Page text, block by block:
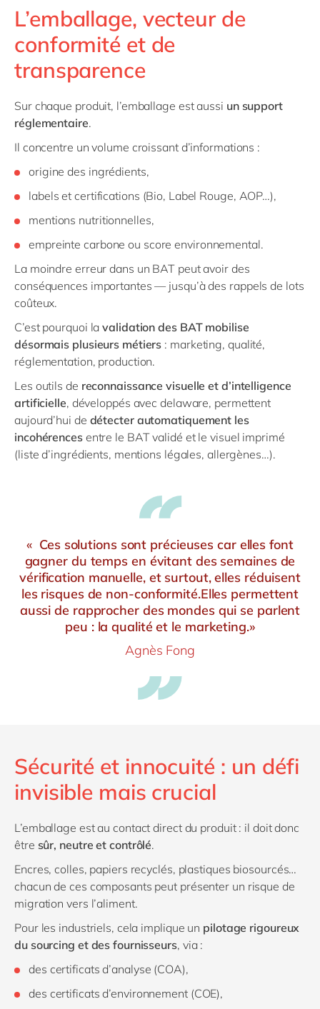
L’emballage, vecteur de
conformité et de
transparence
Sur chaque produit, l’emballage est aussi un support
réglementaire.
Il concentre un volume croissant d’informations :
origine des ingrédients,
labels et certifications (Bio, Label Rouge, AOP…),
mentions nutritionnelles,
empreinte carbone ou score environnemental.
La moindre erreur dans un BAT peut avoir des
conséquences importantes — jusqu’à des rappels de lots
coûteux.
C’est pourquoi lavalidation des BAT mobilise
désormais plusieurs métiers : marketing, qualité,
réglementation, production.
Les outils de reconnaissance visuelle et d’intelligence
artificielle, développés avec delaware, permettent
aujourd’hui de détecter automatiquement les
incohérencesentre le BAT validé et le visuel imprimé
(liste d’ingrédients, mentions légales, allergènes…).
« Ces solutions sont précieuses car elles font
gagner du temps en évitant des semaines de
vérification manuelle, et surtout, elles réduisent
les risques de non-conformité.Elles permettent
aussi de rapprocher des mondes qui se parlent
peu : la qualité et le marketing.»
Agnès Fong
Sécurité et innocuité : un défi
invisible mais crucial
L’emballage est au contact direct du produit : il doit donc
être sûr, neutre et contrôlé.
Encres, colles, papiers recyclés, plastiques biosourcés…
chacun de ces composants peut présenter un risque de
migration vers l’aliment.
Pour les industriels, cela implique un pilotage rigoureux
du sourcing et des fournisseurs, via :
des certificats d’analyse (COA),
des certificats d’environnement (COE),